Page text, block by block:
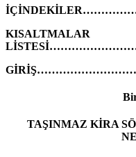
KISALTMALAR
TAŞINMAZ KİRA